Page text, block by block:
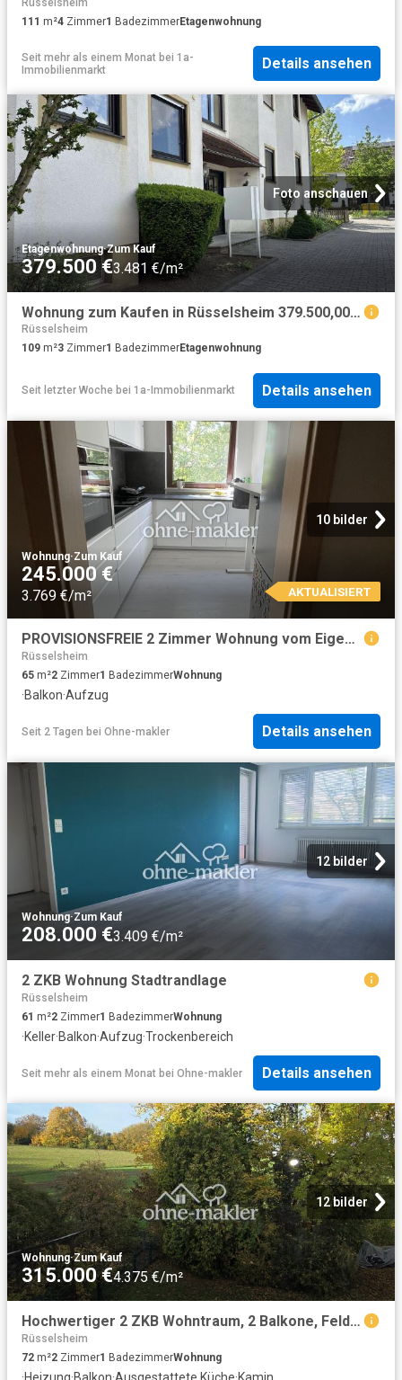
Rüsselsheim
111 m²4 Zimmer1 BadezimmerEtagenwohnung
Seit mehr als einem Monat bei 1a-
Immobilienmarkt
Details ansehen
Foto anschauen
Etagenwohnung·Zum Kauf
379.500 €3.481 €/m²
Wohnung zum Kaufen in Rüsselsheim 379.500,00 EUR 109.36 m²
Rüsselsheim
109 m²3 Zimmer1 BadezimmerEtagenwohnung
Seit letzter Woche bei 1a-Immobilienmarkt Details ansehen
10 bilder
Wohnung·Zum Kauf
245.000 €
3.769 €/m² AKTUALISIERT
PROVISIONSFREIE 2 Zimmer Wohnung vom Eigentümer
Rüsselsheim
65 m²2 Zimmer1 BadezimmerWohnung
·Balkon·Aufzug
Seit 2 Tagen bei Ohne-makler Details ansehen
12 bilder
Wohnung·Zum Kauf
208.000 €3.409 €/m²
2 ZKB Wohnung Stadtrandlage
Rüsselsheim
61 m²2 Zimmer1 BadezimmerWohnung
·Keller·Balkon·Aufzug·Trockenbereich
Seit mehr als einem Monat bei Ohne-makler Details ansehen
12 bilder
Wohnung·Zum Kauf
315.000 €4.375 €/m²
Hochwertiger 2 ZKB Wohntraum, 2 Balkone, Feldrandlage, Provisionsfrei
Rüsselsheim
72 m²2 Zimmer1 BadezimmerWohnung